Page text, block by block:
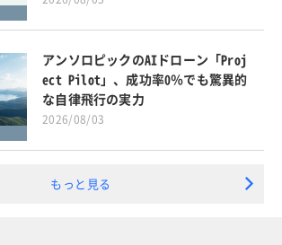
アンソロピックのAIドローン「Proj
ect Pilot」、成功率0％でも驚異的
な自律飛行の実力
2026/08/03
もっと見る